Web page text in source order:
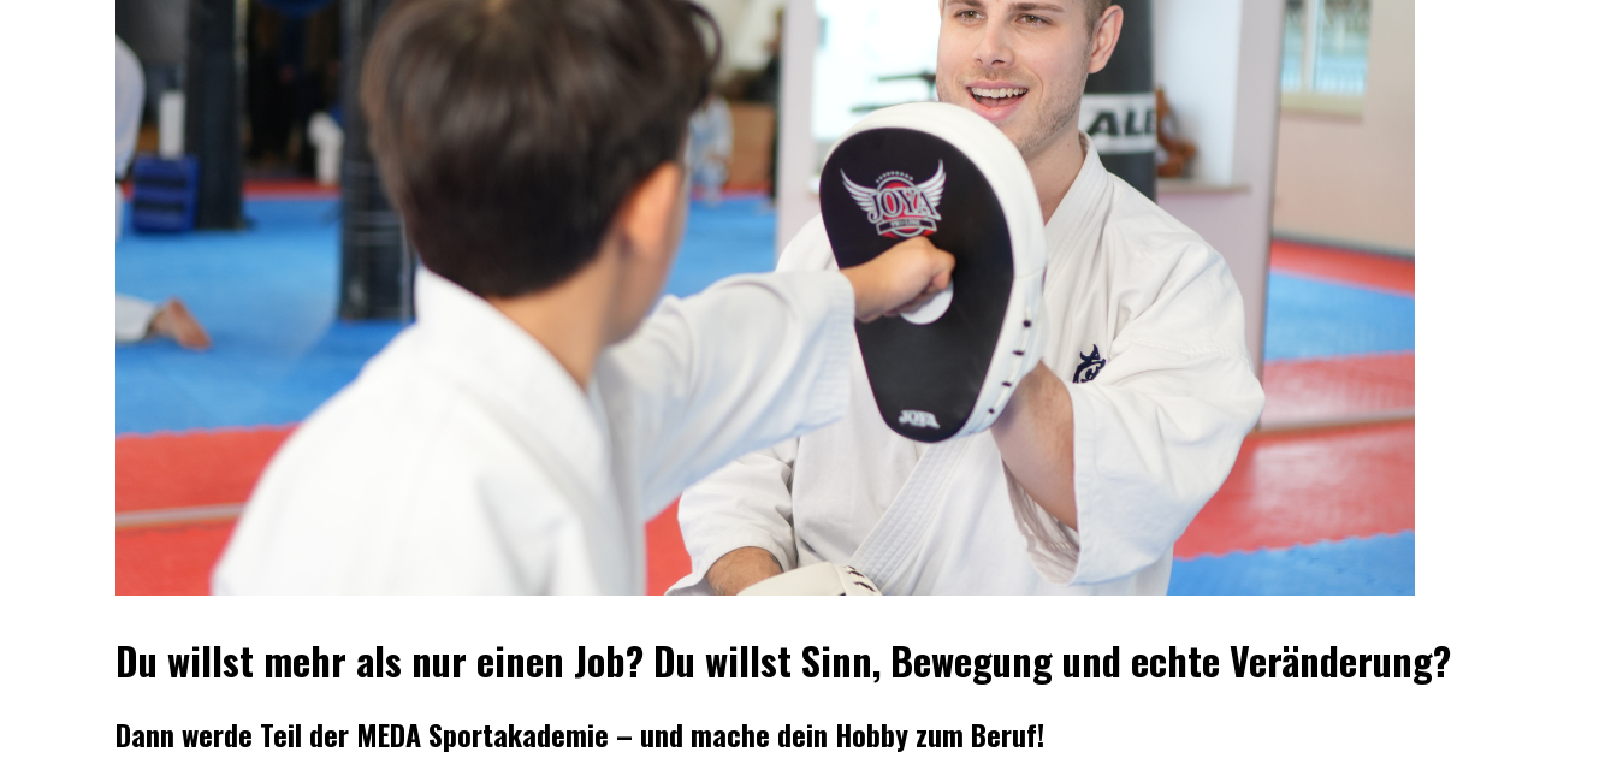
Du willst mehr als nur einen Job? Du willst Sinn, Bewegung und echte Veränderung?
Dann werde Teil der MEDA Sportakademie – und mache dein Hobby zum Beruf!